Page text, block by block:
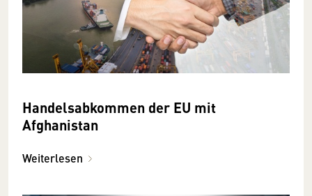
Handelsabkommen der EU mit
Afghanistan
Weiterlesen